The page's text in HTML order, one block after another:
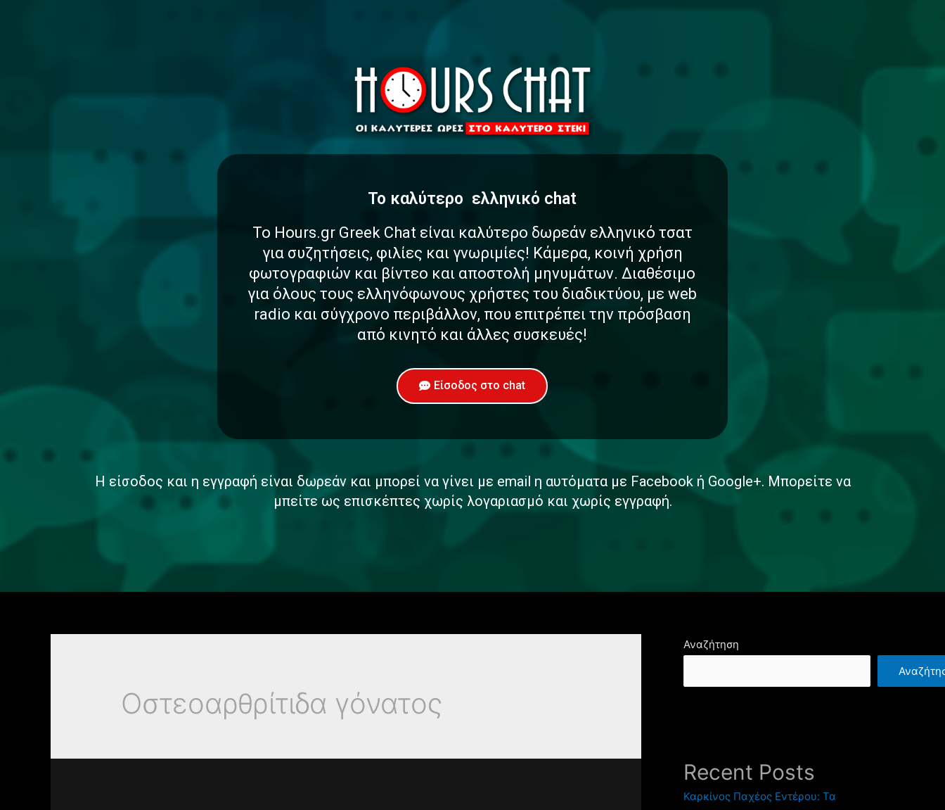
To καλύτερο ασ φ ελληνικό chat
Το Hours.gr Greek Chat είναι καλύτερο δωρεάν ελληνικό τσατ
για συζητήσεις, φιλίες και γνωριμίες! Κάμερα, κοινή χρήση
φωτογραφιών και βίντεο και αποστολή μηνυμάτων. Διαθέσιμο
για όλους τους ελληνόφωνους χρήστες του διαδικτύου, με web
radio και σύγχρονο περιβάλλον, που επιτρέπει την πρόσβαση
από κινητό και άλλες συσκευές!
Είσοδος στο chat
Η είσοδος και η εγγραφή είναι δωρεάν και μπορεί να γίνει με email η αυτόματα με Facebook ή Google+. Μπορείτε να
μπείτε ως επισκέπτες χωρίς λογαριασμό και χωρίς εγγραφή.
Οστεοαρθρίτιδα γόνατος
Αναζήτηση
Recent Posts
Καρκίνος Παχέος Εντέρου: Τα